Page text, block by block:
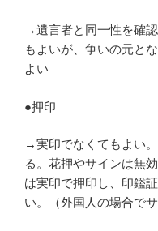
→遺言者と同一性を確
もよいが、争いの元と
よい
●押印
→実印でなくてもよい
る。花押やサインは無
は実印で押印し、印鑑
い。（外国人の場合で